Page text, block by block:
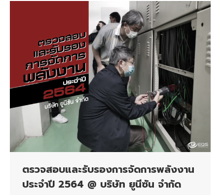
ตรวจสอบและรับรองการจัดการพลังงาน
ประจำปี 2564 @ บริษัท ยูนีซัน จำกัด